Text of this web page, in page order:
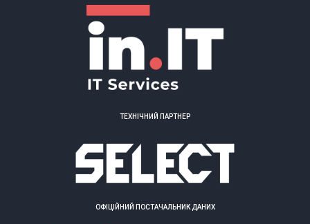
ТЕХНІЧНИЙ ПАРТНЕР
ОФІЦІЙНИЙ ПОСТАЧАЛЬНИК ДАНИХ